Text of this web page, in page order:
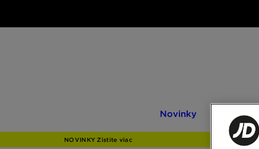
Novinky
Only
JD
Only at JD
NOVINKY Zistite viac